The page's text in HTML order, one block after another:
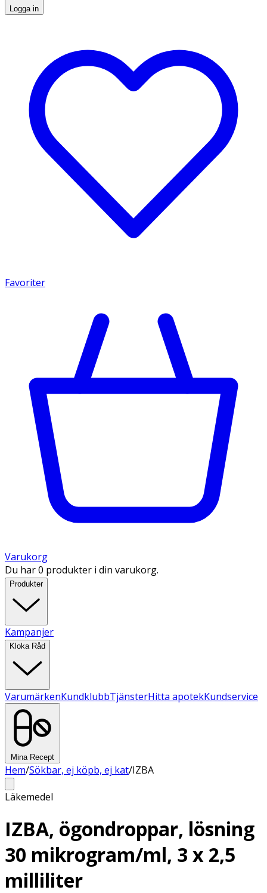
Logga in
Favoriter
Varukorg
Du har 0 produkter i din varukorg.
Produkter
Kampanjer
Kloka Råd
VarumärkenKundklubbTjänsterHitta apotekKundservice
Mina Recept
Hem/Sökbar, ej köpb, ej kat/IZBA
Läkemedel
IZBA, ögondroppar, lösning
30 mikrogram/ml, 3 x 2,5
milliliter